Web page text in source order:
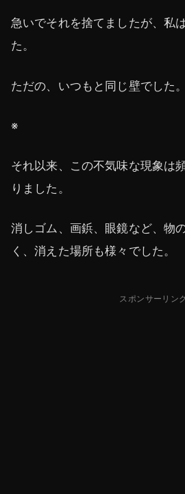
急いでそれを捨てましたが、私
た。
ただの、いつもと同じ壁でした。
※
それ以来、この不気味な現象は
りました。
消しゴム、画鋲、眼鏡など、物
く、消えた場所も様々でした。
スポンサーリンク